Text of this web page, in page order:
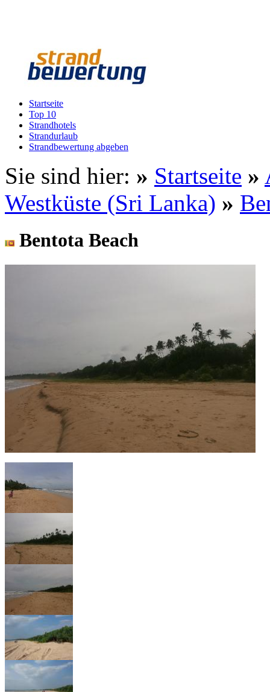
Startseite
Top 10
Strandhotels
Strandurlaub
Strandbewertung abgeben
Sie sind hier: » Startseite »
Westküste (Sri Lanka) »
Bentota Beach